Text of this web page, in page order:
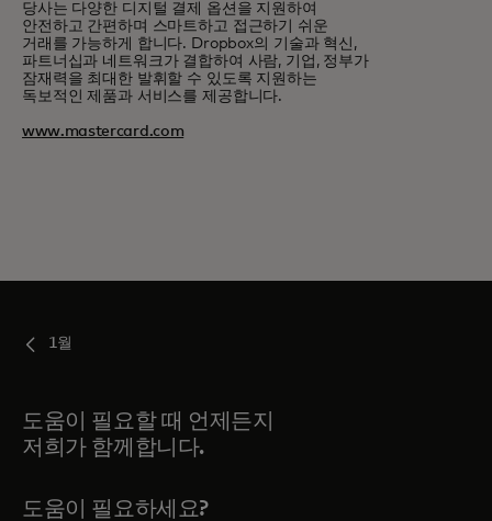
당사는 다양한 디지털 결제 옵션을 지원하여
안전하고 간편하며 스마트하고 접근하기 쉬운
거래를 가능하게 합니다. Dropbox의 기술과 혁신,
파트너십과 네트워크가 결합하여 사람, 기업, 정부가
잠재력을 최대한 발휘할 수 있도록 지원하는
독보적인 제품과 서비스를 제공합니다.
www.mastercard.com
1월
도움이 필요할 때 언제든지
저희가 함께합니다.
도움이 필요하세요?